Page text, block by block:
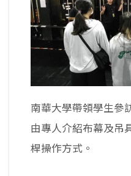
南華大學帶領學生參
由專人介紹布幕及吊
桿操作方式。